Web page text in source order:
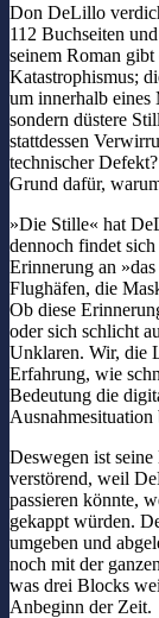
Don DeLillo
112 Buchseiten
seinem Roman
Katastrophismus;
um innerhalb
sondern düstere
stattdessen
technischer
Grund dafür,
»Die Stille« hat
dennoch findet
Erinnerung an
Flughäfen, die
Ob diese
oder sich schlicht
Unklaren. Wir, die
Erfahrung, wie
Bedeutung die
Ausnahmesituation
Deswegen ist
verstörend, weil
passieren könnte,
gekappt würden.
umgeben und
noch mit der
was drei Blocks
Anbeginn der Zeit.